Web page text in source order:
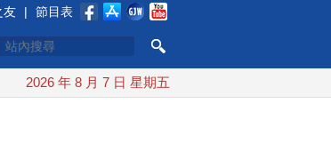
友 | 節目表
9日可能登陸中國 台灣漢光首結合城鎮演習 AIT
2026 年 8 月 7 日 星期五